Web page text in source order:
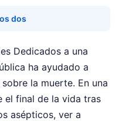
dos
Dedicados a una
ha ayudado a
la muerte. En una
el final de la vida tras
asépticos, ver a